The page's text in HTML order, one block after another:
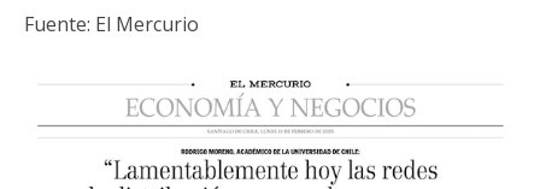
Fuente: El Mercurio